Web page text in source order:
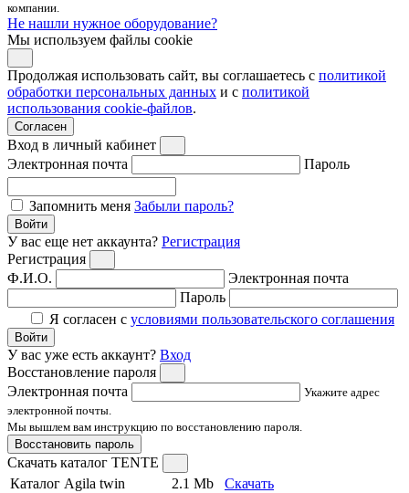
компании.
Не нашли нужное оборудование?
Мы используем файлы cookie
Продолжая использовать сайт, вы соглашаетесь с политикой
обработки персональных данных и с политикой
использования cookie-файлов.
Согласен
Вход в личный кабинет
Электронная почта
Пароль
Запомнить меня Забыли пароль?
Войти
У вас еще нет аккаунта? Регистрация
Регистрация
Ф.И.О.
Электронная почта
Пароль
Я согласен с условиями пользовательского соглашения
Войти
У вас уже есть аккаунт? Вход
Восстановление пароля
Электронная почта
Укажите адрес
электронной почты.
Мы вышлем вам инструкцию по восстановлению пароля.
Восстановить пароль
Скачать каталог TENTE
Каталог Agila twin
2.1 Mb
Скачать